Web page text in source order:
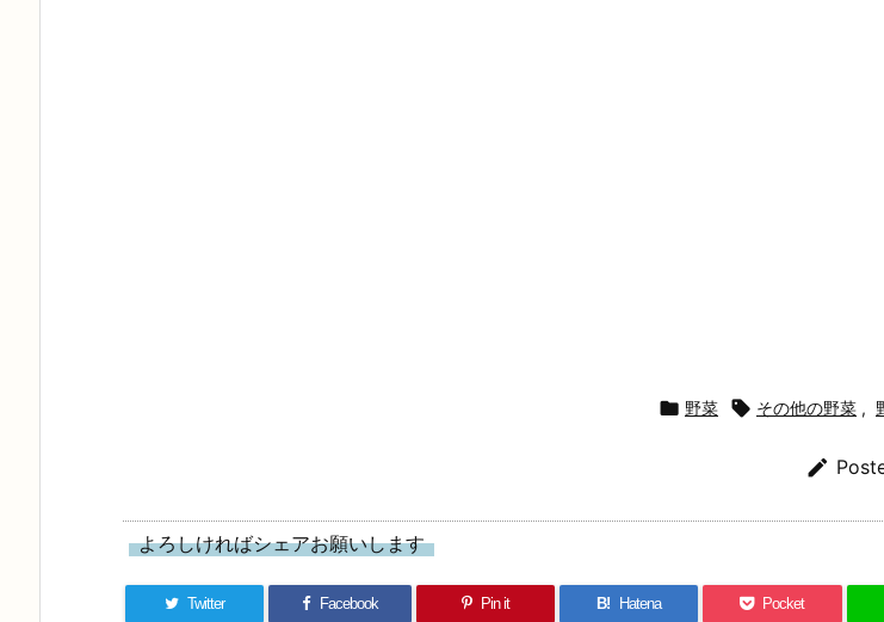
 野菜  その他の野菜 ,

よろしければシェアお願いします
Twitter Facebook Pin it B! Hatena Pocket